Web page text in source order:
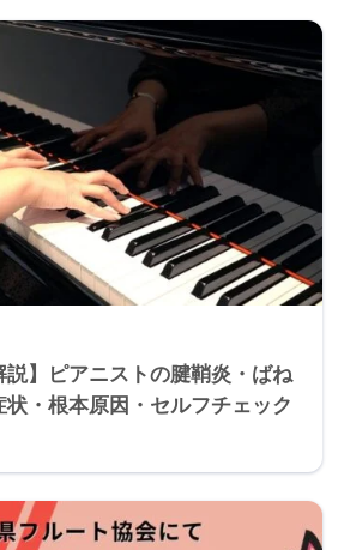
説】ピアニストの腱鞘炎・ばね
・根本原因・セルフチェック